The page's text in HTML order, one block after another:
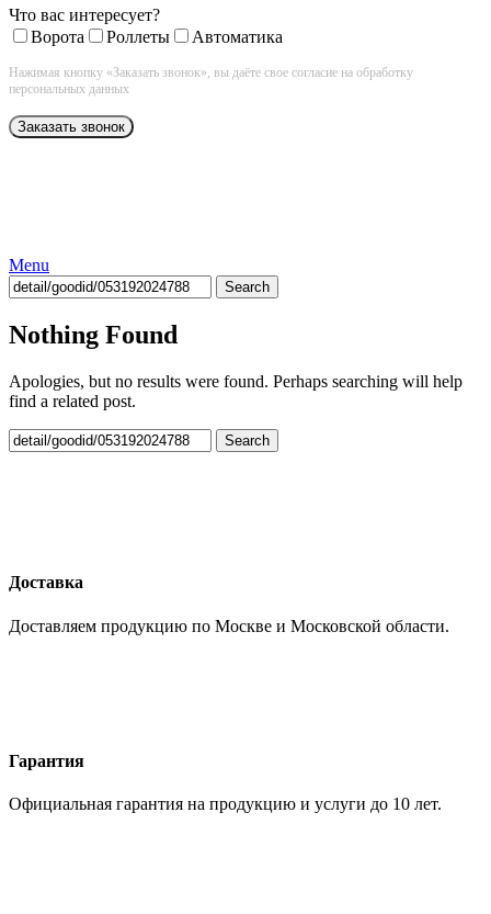
Что вас интересует?
Ворота
Роллеты Автоматика
Нажимая кнопку «Заказать звонок», вы даёте свое согласие на обработку
персональных данных
Menu
Search
Nothing Found
Apologies, but no results were found. Perhaps searching will help
find a related post.
Search
Доставка
Доставляем продукцию по Москве и Московской области.
Гарантия
Официальная гарантия на продукцию и услуги до 10 лет.